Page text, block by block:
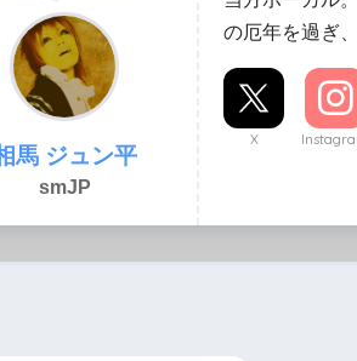
馬 ジュン平
smJP
の厄年を過ぎ
X